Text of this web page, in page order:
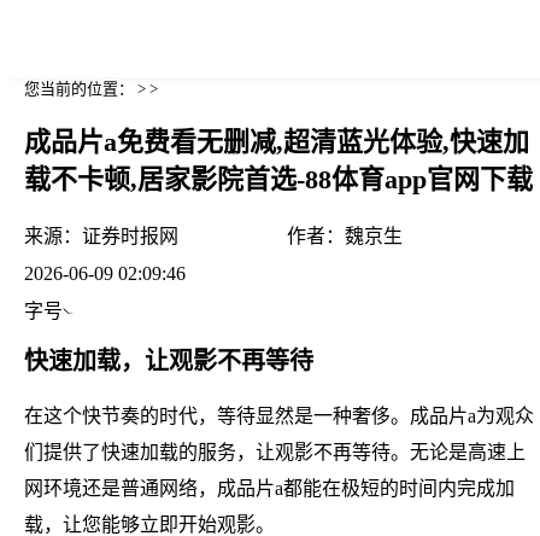
您当前的位置： > >
成品片a免费看无删减,超清蓝光体验,快速加
载不卡顿,居家影院首选-88体育app官网下载
来源： 证券时报网 作者： 魏京生
2026-06-09 02:09:46
字号
快速加载，让观影不再等待
在这个快节奏的时代，等待显然是一种奢侈。成品片a为观众
们提供了快速加载的服务，让观影不再等待。无论是高速上
网环境还是普通网络，成品片a都能在极短的时间内完成加
载，让您能够立即开始观影。